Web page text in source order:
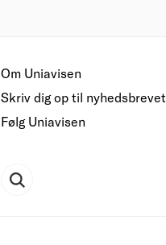
Om Uniavisen
Skriv dig op til nyhedsbrevet
Følg Uniavisen